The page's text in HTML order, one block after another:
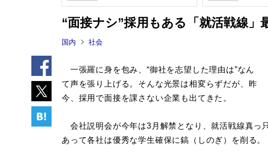
“面接ナシ”採用もある「就活戦線」
国内 社会
一張羅に身を包み、“御社を志望した理由は”なん
て声を張り上げる。そんな光景は相変らずだが、昨
今、採用で面接を課さない企業も出てきた。
会社説明会が今年は3月解禁となり、就活戦線真
あって各社は優秀な学生確保に鎬（しのぎ）を削る。